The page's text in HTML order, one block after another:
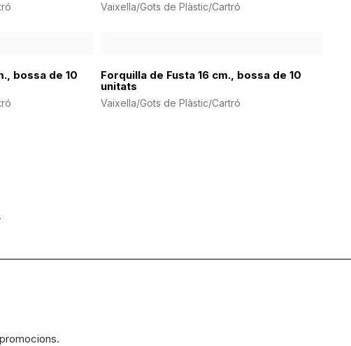
Vaixella/Gots de Plàstic/Cartró
bossa de 10
Forquilla de Fusta 16 cm., bossa de 10
unitats
Vaixella/Gots de Plàstic/Cartró